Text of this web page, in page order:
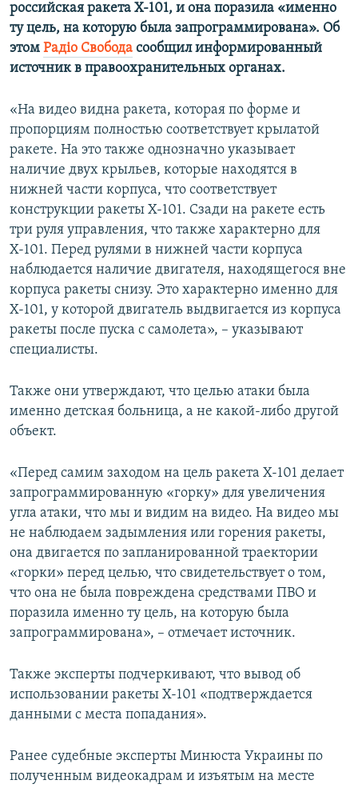
российская ракета Х-101, и она поразила «именно
ту цель, на которую была запрограммирована». Об
этом Радіо Свобода сообщил информированный
источник в правоохранительных органах.
«На видео видна ракета, которая по форме и
пропорциям полностью соответствует крылатой
ракете. На это также однозначно указывает
наличие двух крыльев, которые находятся в
нижней части корпуса, что соответствует
конструкции ракеты Х-101. Сзади на ракете есть
три руля управления, что также характерно для
Х-101. Перед рулями в нижней части корпуса
наблюдается наличие двигателя, находящегося вне
корпуса ракеты снизу. Это характерно именно для
Х-101, у которой двигатель выдвигается из корпуса
ракеты после пуска с самолета», – указывают
специалисты.
Также они утверждают, что целью атаки была
именно детская больница, а не какой-либо другой
объект.
«Перед самим заходом на цель ракета Х-101 делает
запрограммированную «горку» для увеличения
угла атаки, что мы и видим на видео. На видео мы
не наблюдаем задымления или горения ракеты,
она двигается по запланированной траектории
«горки» перед целью, что свидетельствует о том,
что она не была повреждена средствами ПВО и
поразила именно ту цель, на которую была
запрограммирована», – отмечает источник.
Также эксперты подчеркивают, что вывод об
использовании ракеты Х-101 «подтверждается
данными с места попадания».
Ранее судебные эксперты Минюста Украины по
полученным видеокадрам и изъятым на месте